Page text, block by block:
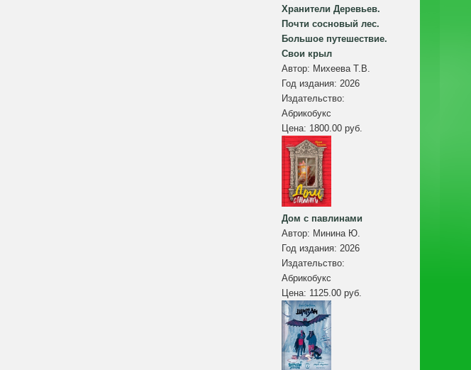
Хранители Деревьев.
Почти сосновый лес.
Большое путешествие.
Свои крыл
Автор: Михеева Т.В.
Год издания: 2026
Издательство:
Абрикобукс
Цена: 1800.00 руб.
Дом с павлинами
Автор: Минина Ю.
Год издания: 2026
Издательство:
Абрикобукс
Цена: 1125.00 руб.